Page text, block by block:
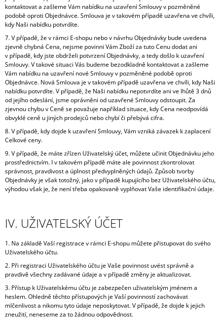
kontaktovat a zašleme Vám nabídku na uzavření Smlouvy v pozměněné
podobě oproti Objednávce. Smlouva je v takovém případě uzavřena ve chvíli,
kdy Naši nabídku potvrdíte.
7. V případě, že v rámci E-shopu nebo v návrhu Objednávky bude uvedena
zjevně chybná Cena, nejsme povinni Vám Zboží za tuto Cenu dodat ani
v případě, kdy jste obdrželi potvrzení Objednávky, a tedy došlo k uzavření
Smlouvy. V takové situaci Vás budeme bezodkladně kontaktovat a zašleme
Vám nabídku na uzavření nové Smlouvy v pozměněné podobě oproti
Objednávce. Nová Smlouva je v takovém případě uzavřena ve chvíli, kdy Naši
nabídku potvrdíte. V případě, že Naši nabídku nepotvrdíte ani ve lhůtě 3 dnů
od jejího odeslání, jsme oprávněni od uzavřené Smlouvy odstoupit. Za
zjevnou chybu v Ceně se považuje například situace, kdy Cena neodpovídá
obvyklé ceně u jiných prodejců nebo chybí či přebývá cifra.
8. V případě, kdy dojde k uzavření Smlouvy, Vám vzniká závazek k zaplacení
Celkové ceny.
9. V případě, že máte zřízen Uživatelský účet, můžete učinit Objednávku jeho
prostřednictvím. I v takovém případě máte ale povinnost zkontrolovat
správnost, pravdivost a úplnost předvyplněných údajů. Způsob tvorby
Objednávky je však totožný, jako v případě kupujícího bez Uživatelského účtu,
výhodou však je, že není třeba opakovaně vyplňovat Vaše identifikační údaje.
IV. UŽIVATELSKÝ ÚČET
1. Na základě Vaší registrace v rámci E-shopu můžete přistupovat do svého
Uživatelského účtu.
2. Při registraci Uživatelského účtu je Vaše povinnost uvést správně a
pravdivě všechny zadávané údaje a v případě změny je aktualizovat.
3. Přístup k Uživatelskému účtu je zabezpečen uživatelským jménem a
heslem. Ohledně těchto přístupových je Vaší povinností zachovávat
mlčenlivost a nikomu tyto údaje neposkytovat. V případě, že dojde k jejich
zneužití, neneseme za to žádnou odpovědnost.